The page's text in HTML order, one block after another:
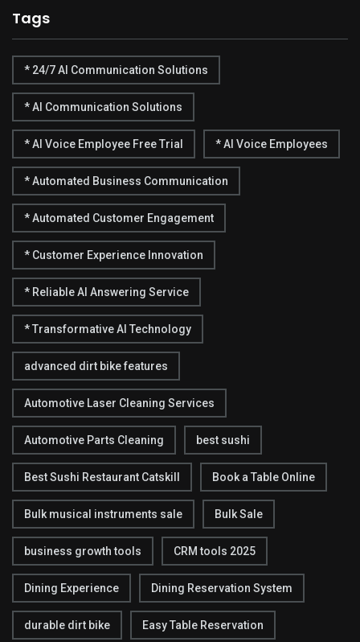
Tags
* 24/7 AI Communication Solutions
* AI Communication Solutions
* AI Voice Employee Free Trial * AI Voice Employees
* Automated Business Communication
* Automated Customer Engagement
* Customer Experience Innovation
* Reliable AI Answering Service
* Transformative AI Technology
advanced dirt bike features
Automotive Laser Cleaning Services
Automotive Parts Cleaning best sushi
Best Sushi Restaurant Catskill Book a Table Online
Bulk musical instruments sale Bulk Sale
business growth tools CRM tools 2025
Dining Experience Dining Reservation System
durable dirt bike Easy Table Reservation